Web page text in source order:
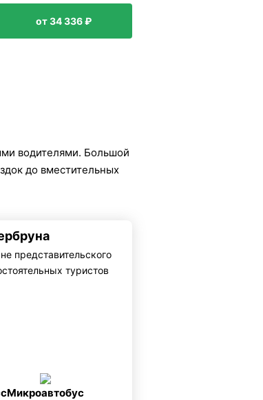
от 34 336 ₽
водителями. Большой
до вместительных
представительского
туристов
Микроавтобус